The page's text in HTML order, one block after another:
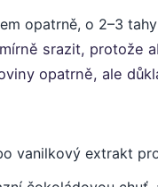
opatrně, o 2–3
srazit, protože
opatrně, ale
vanilkový extrakt